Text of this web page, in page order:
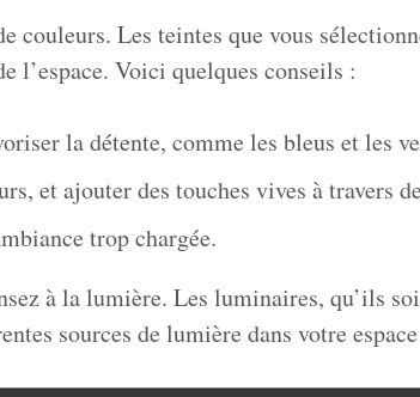
couleurs. Les teintes que vous
l’espace. Voici quelques conseils :
la détente, comme les bleus et les
et ajouter des touches vives à travers
trop chargée.
à la lumière. Les luminaires, qu’ils
sources de lumière dans votre